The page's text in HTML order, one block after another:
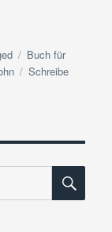
Schlagwörter
Buch für
Schreibe